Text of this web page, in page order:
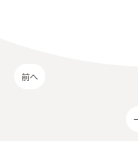
前へ